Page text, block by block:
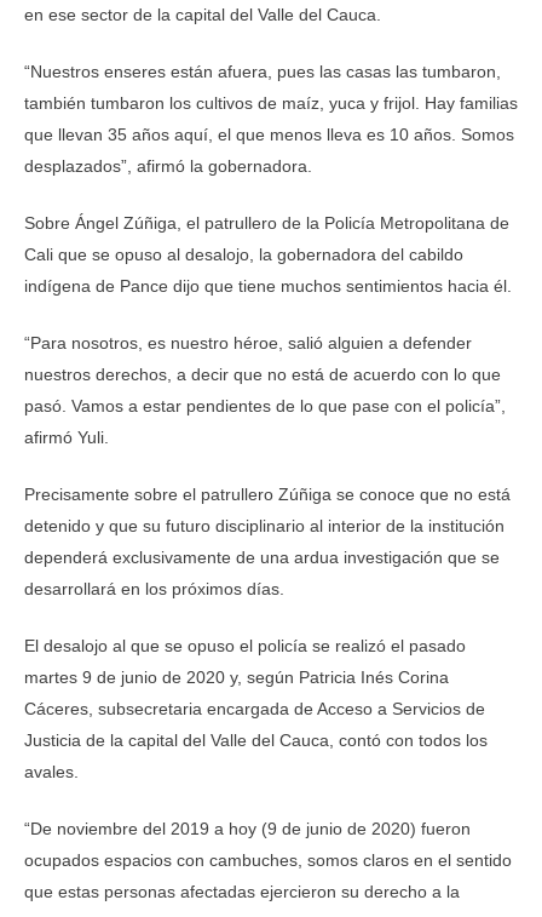
en ese sector de la capital del Valle del Cauca.
“Nuestros enseres están afuera, pues las casas las tumbaron,
también tumbaron los cultivos de maíz, yuca y frijol. Hay familias
que llevan 35 años aquí, el que menos lleva es 10 años. Somos
desplazados”, afirmó la gobernadora.
Sobre Ángel Zúñiga, el patrullero de la Policía Metropolitana de
Cali que se opuso al desalojo, la gobernadora del cabildo
indígena de Pance dijo que tiene muchos sentimientos hacia él.
“Para nosotros, es nuestro héroe, salió alguien a defender
nuestros derechos, a decir que no está de acuerdo con lo que
pasó. Vamos a estar pendientes de lo que pase con el policía”,
afirmó Yuli.
Precisamente sobre el patrullero Zúñiga se conoce que no está
detenido y que su futuro disciplinario al interior de la institución
dependerá exclusivamente de una ardua investigación que se
desarrollará en los próximos días.
El desalojo al que se opuso el policía se realizó el pasado
martes 9 de junio de 2020 y, según Patricia Inés Corina
Cáceres, subsecretaria encargada de Acceso a Servicios de
Justicia de la capital del Valle del Cauca, contó con todos los
avales.
“De noviembre del 2019 a hoy (9 de junio de 2020) fueron
ocupados espacios con cambuches, somos claros en el sentido
que estas personas afectadas ejercieron su derecho a la